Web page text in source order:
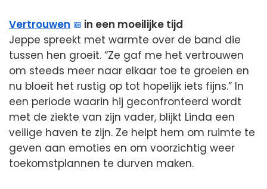
Vertrouwen
in een moeilijke tijd
Jeppe spreekt met warmte over de band die
tussen hen groeit. “Ze gaf me het vertrouwen
om steeds meer naar elkaar toe te groeien en
nu bloeit het rustig op tot hopelijk iets fijns.” In
een periode waarin hij geconfronteerd wordt
met de ziekte van zijn vader, blijkt Linda een
veilige haven te zijn. Ze helpt hem om ruimte te
geven aan emoties en om voorzichtig weer
toekomstplannen te durven maken.